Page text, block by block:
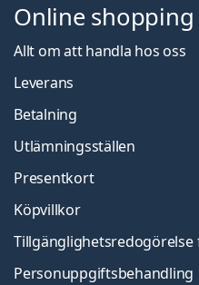
Online shopping
Allt om att handla hos oss
Leverans
Betalning
Utlämningsställen
Presentkort
Köpvillkor
Personuppgiftsbehandling